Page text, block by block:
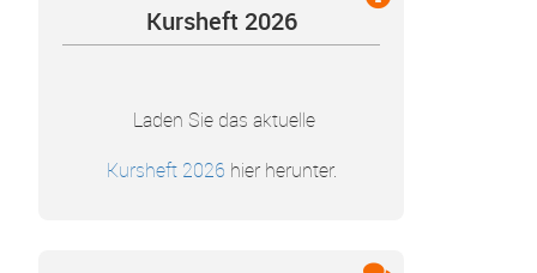
Kursheft 2026
Laden Sie das aktuelle
Kursheft 2026 hier herunter.